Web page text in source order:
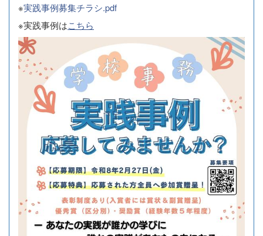
※実践事例募集チラシ.pdf
※実践事例はこちら